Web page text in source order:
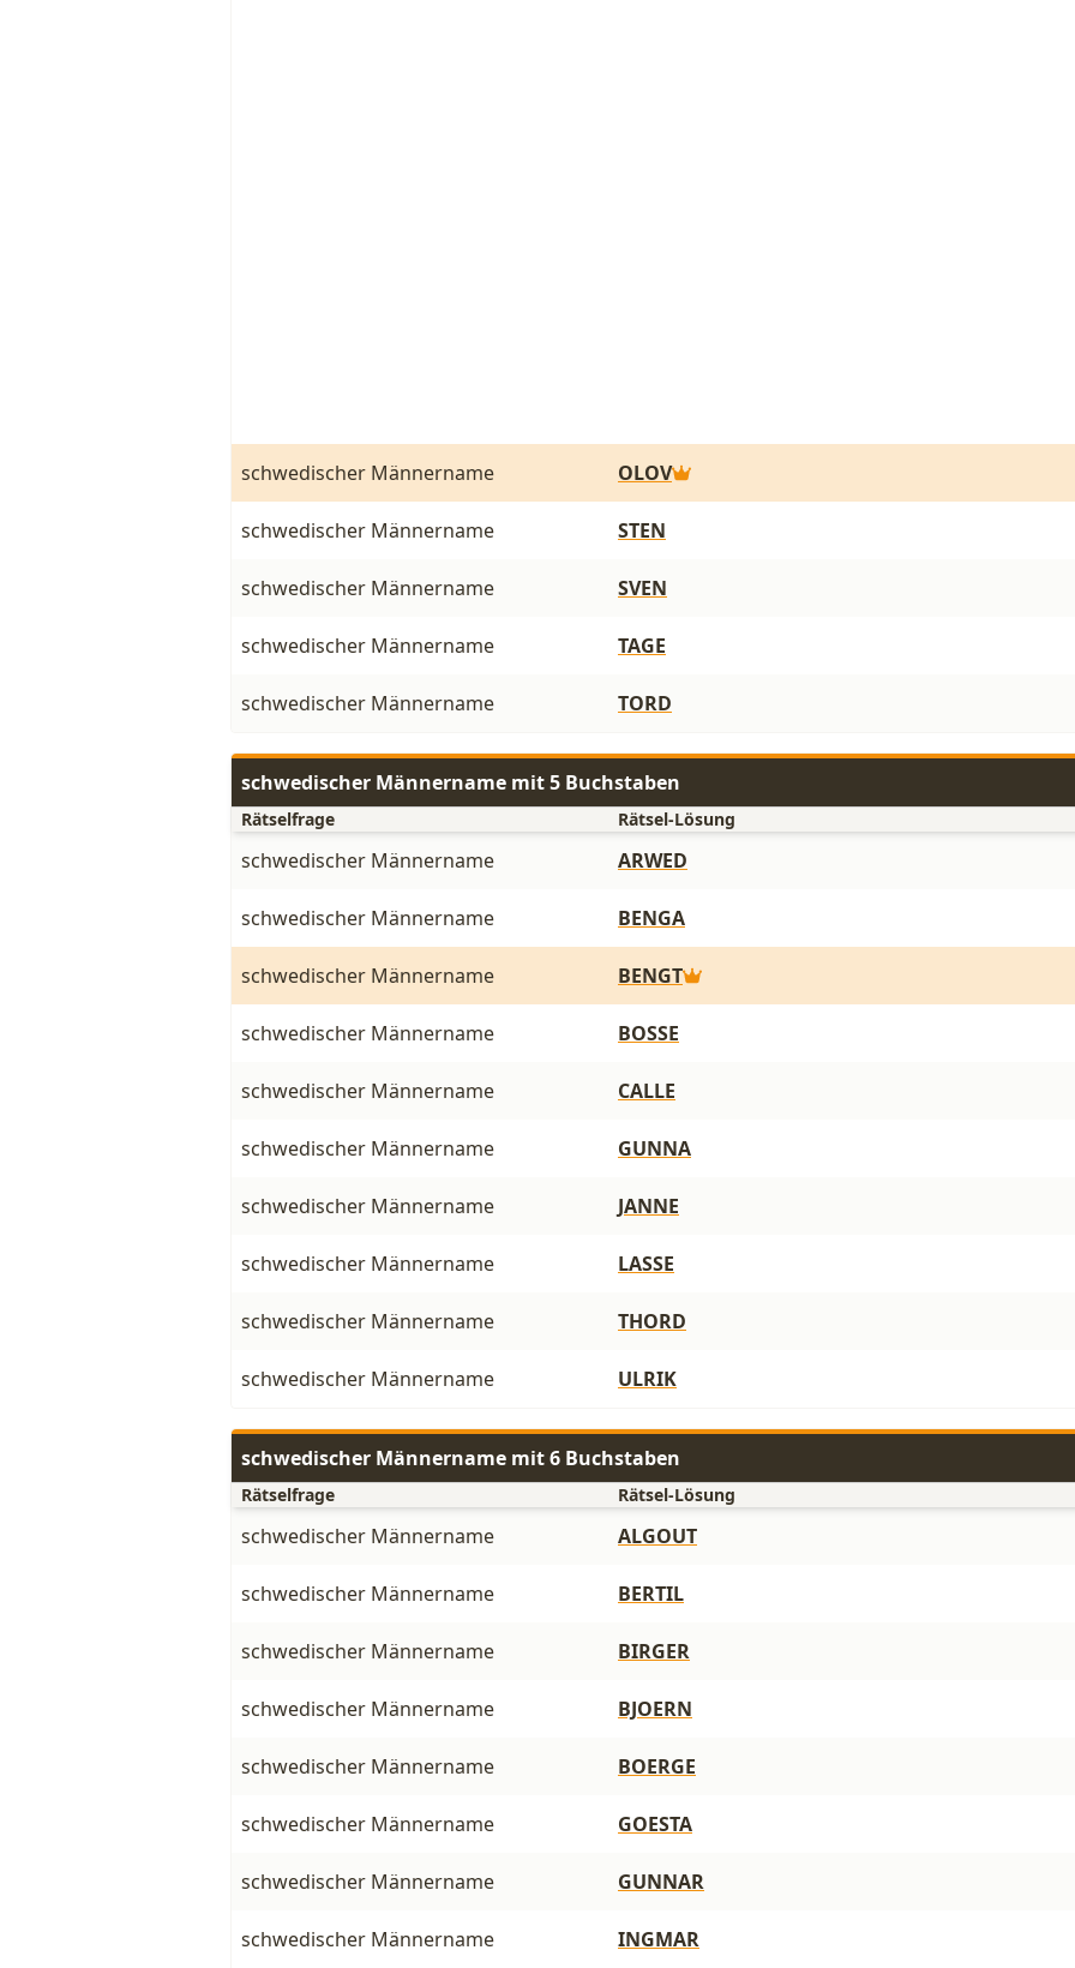
schwedischer Männername OLOV
schwedischer Männername STEN
schwedischer Männername SVEN
schwedischer Männername TAGE
schwedischer Männername TORD
schwedischer Männername mit 5 Buchstaben
Rätselfrage Rätsel-Lösung
schwedischer Männername ARWED
schwedischer Männername BENGA
schwedischer Männername BENGT
schwedischer Männername BOSSE
schwedischer Männername CALLE
schwedischer Männername GUNNA
schwedischer Männername JANNE
schwedischer Männername LASSE
schwedischer Männername THORD
schwedischer Männername ULRIK
schwedischer Männername mit 6 Buchstaben
Rätselfrage Rätsel-Lösung
schwedischer Männername ALGOUT
schwedischer Männername BERTIL
schwedischer Männername BIRGER
schwedischer Männername BJOERN
schwedischer Männername BOERGE
schwedischer Männername GOESTA
schwedischer Männername GUNNAR
schwedischer Männername INGMAR